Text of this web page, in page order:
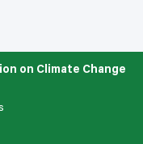
on Climate Change